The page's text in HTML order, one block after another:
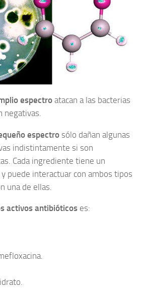
espectro atacan a las bacterias
negativas.
espectro sólo dañan algunas
indistintamente si son
Cada ingrediente tiene un
puede interactuar con ambos tipos
una de ellas.
activos antibióticos es: